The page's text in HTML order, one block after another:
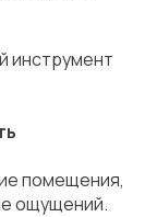
инструмент
помещения,
ощущений.